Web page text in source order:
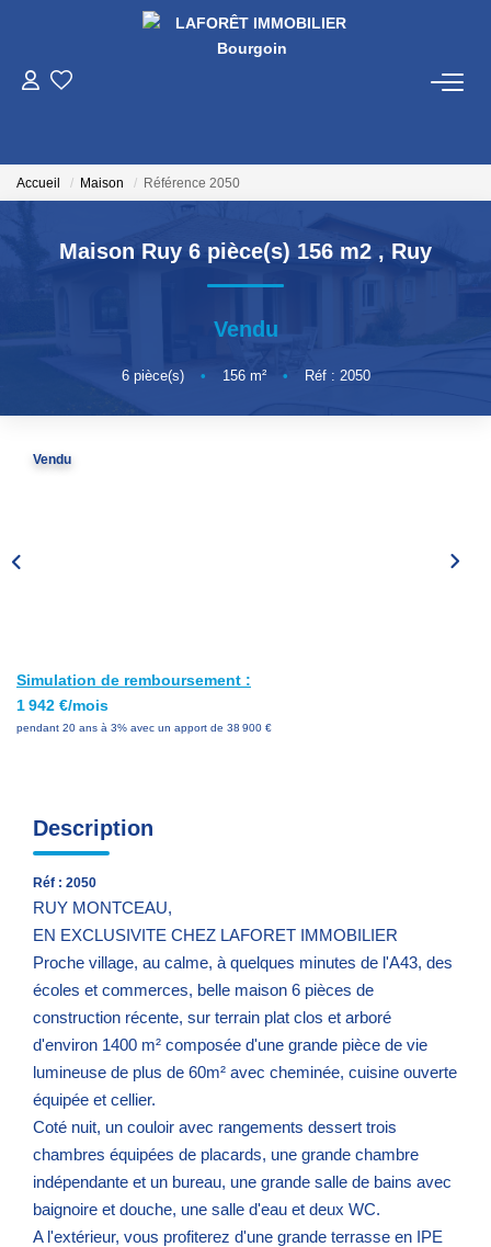
LOCATIONS
GESTION
NOS AGENCES
Accueil Maison Référence 2050
Maison Ruy 6 pièce(s) 156 m2 , Ruy
Vendu
6pièce(s) • 156m² • Réf : 2050
Vendu
Simulation de remboursement :
1 942 €/mois
pendant 20 ans à 3% avec un apport de 38 900 €
Description
Réf : 2050
RUY MONTCEAU,
EN EXCLUSIVITE CHEZ LAFORET IMMOBILIER
Proche village, au calme, à quelques minutes de l'A43, des
écoles et commerces, belle maison 6 pièces de
construction récente, sur terrain plat clos et arboré
d'environ 1400 m² composée d'une grande pièce de vie
lumineuse de plus de 60m² avec cheminée, cuisine ouverte
équipée et cellier.
Coté nuit, un couloir avec rangements dessert trois
chambres équipées de placards, une grande chambre
indépendante et un bureau, une grande salle de bains avec
baignoire et douche, une salle d'eau et deux WC.
A l'extérieur, vous profiterez d'une grande terrasse en IPE